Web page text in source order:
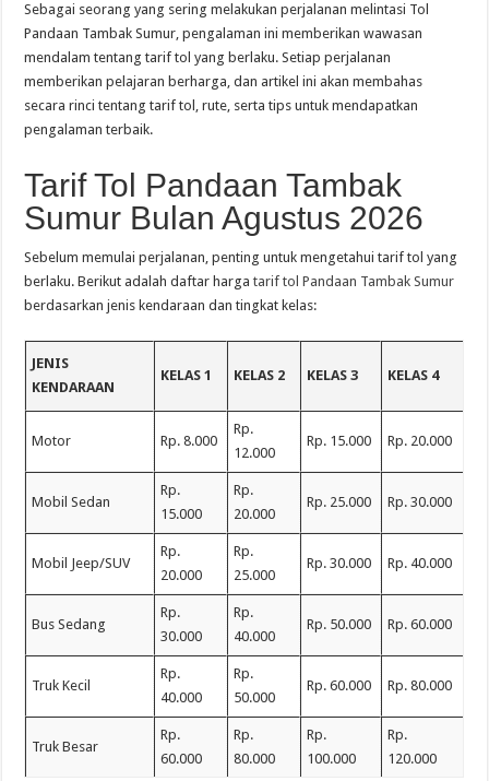
Sebagai seorang yang sering melakukan perjalanan melintasi Tol
Pandaan Tambak Sumur, pengalaman ini memberikan wawasan
mendalam tentang tarif tol yang berlaku. Setiap perjalanan
memberikan pelajaran berharga, dan artikel ini akan membahas
secara rinci tentang tarif tol, rute, serta tips untuk mendapatkan
pengalaman terbaik.
Tarif Tol Pandaan Tambak
Sumur Bulan Agustus 2026
Sebelum memulai perjalanan, penting untuk mengetahui tarif tol yang
berlaku. Berikut adalah daftar hargatarif tol Pandaan Tambak Sumur
berdasarkan jenis kendaraan dan tingkat kelas:
JENIS
KENDARAAN
KELAS 1 KELAS 2 KELAS 3 KELAS 4
Motor Rp. 8.000
Rp.
12.000
Rp. 15.000 Rp. 20.000
Mobil Sedan
Rp.
15.000
Rp.
20.000
Rp. 25.000 Rp. 30.000
Mobil Jeep/SUV
Rp.
20.000
Rp.
25.000
Rp. 30.000 Rp. 40.000
Bus Sedang
Rp.
30.000
Rp.
40.000
Rp. 50.000 Rp. 60.000
Truk Kecil
Rp.
40.000
Rp.
50.000
Rp. 60.000 Rp. 80.000
Truk Besar
Rp.
60.000
Rp.
80.000
Rp.
100.000
Rp.
120.000